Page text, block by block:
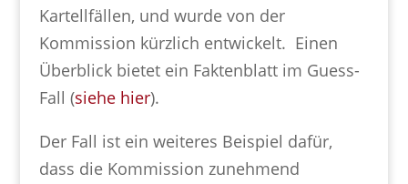
Kartellfällen, und wurde von der
Kommission kürzlich entwickelt. Einen
Überblick bietet ein Faktenblatt im Guess-
Fall (siehe hier).
Der Fall ist ein weiteres Beispiel dafür,
dass die Kommission zunehmend